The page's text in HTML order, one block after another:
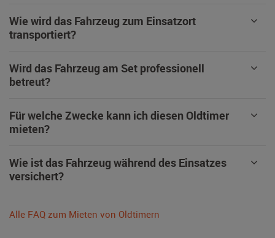
Wie wird das Fahrzeug zum Einsatzort
transportiert?
Wird das Fahrzeug am Set professionell
betreut?
Für welche Zwecke kann ich diesen Oldtimer
mieten?
Wie ist das Fahrzeug während des Einsatzes
versichert?
Alle FAQ zum Mieten von Oldtimern